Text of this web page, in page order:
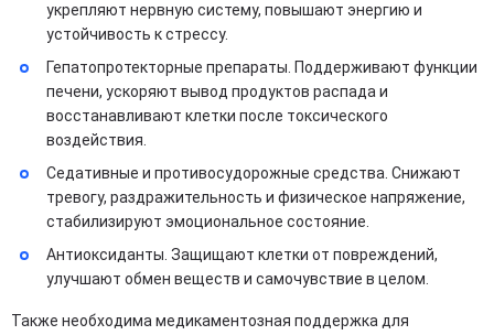
укрепляют нервную систему, повышают энергию и
устойчивость к стрессу.
Гепатопротекторные препараты. Поддерживают функции
печени, ускоряют вывод продуктов распада и
восстанавливают клетки после токсического
воздействия.
Седативные и противосудорожные средства. Снижают
тревогу, раздражительность и физическое напряжение,
стабилизируют эмоциональное состояние.
Антиоксиданты. Защищают клетки от повреждений,
улучшают обмен веществ и самочувствие в целом.
Также необходима медикаментозная поддержка для